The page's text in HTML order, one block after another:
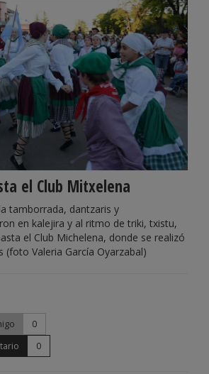
el Club Mitxelena
tamborrada, dantzaris y
en kalejira y al ritmo de triki, txistu,
el Club Michelena, donde se realizó
(foto Valeria García Oyarzabal)
0
0